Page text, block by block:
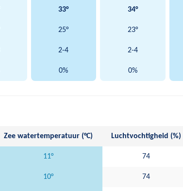
33° 34°
25° 23°
2-4 2-4
0% 0%
Zee watertemperatuur (°C) Luchtvochtigheid (%)
11° 74
10° 74